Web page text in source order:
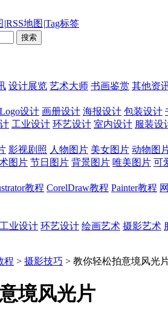
|RSS地图 |Tag标签
设计展览 艺术大师 书画鉴赏 其他资
Logo设计 画册设计 海报设计 包装设计
工业设计 环艺设计 室内设计 服装设
影视剧照 人物图片 美女图片 动物图
图片 节日图片 背景图片 唯美图片 可
教程 CorelDraw教程 Painter教程
工业设计 环艺设计 绘画艺术 摄影艺术
程 > 摄影技巧 > 教你轻松拍意境风光
境风光片